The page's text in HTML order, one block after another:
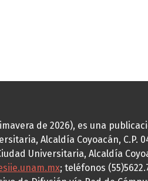
de 2026), es una
Alcaldía Coyoacán, C.P.
Universitaria, Alcaldía
; teléfonos